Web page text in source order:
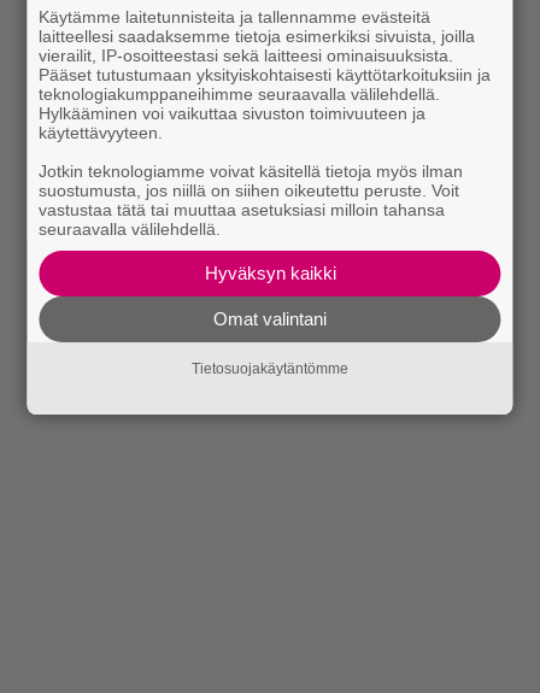
Käytämme laitetunnisteita ja tallennamme evästeitä
laitteellesi saadaksemme tietoja esimerkiksi sivuista, joilla
vierailit, IP-osoitteestasi sekä laitteesi ominaisuuksista.
Pääset tutustumaan yksityiskohtaisesti käyttötarkoituksiin ja
teknologiakumppaneihimme seuraavalla välilehdellä.
Hylkääminen voi vaikuttaa sivuston toimivuuteen ja
käytettävyyteen.
Jotkin teknologiamme voivat käsitellä tietoja myös ilman
suostumusta, jos niillä on siihen oikeutettu peruste. Voit
vastustaa tätä tai muuttaa asetuksiasi milloin tahansa
seuraavalla välilehdellä.
Hyväksyn kaikki
Omat valintani
Tietosuojakäytäntömme